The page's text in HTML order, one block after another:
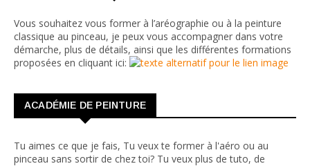
Vous souhaitez vous former à l’aréographie ou à la peinture
classique au pinceau, je peux vous accompagner dans votre
démarche, plus de détails, ainsi que les différentes formations
proposées en cliquant ici:
ACADÉMIE DE PEINTURE
Tu aimes ce que je fais, Tu veux te former à l'aéro ou au
pinceau sans sortir de chez toi? Tu veux plus de tuto, de